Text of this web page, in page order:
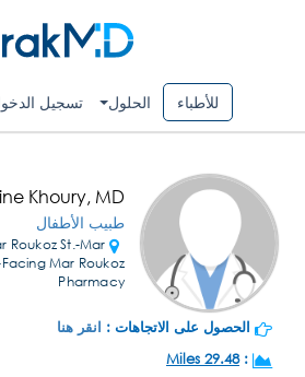
للأطباء الحلول تسجيل
Khoury, MD
طبيب الأطفال
Roukoz St.-Mar
Mar Roukoz
Pharmacy
الحصول على الاتجاهات : انقر هنا
:
29.48 Miles